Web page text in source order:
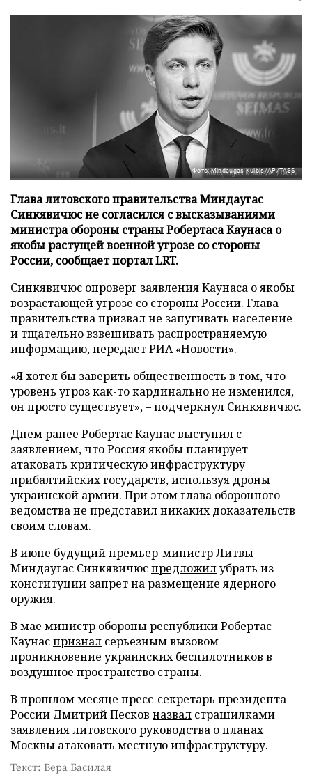
Фото: Mindaugas Kulbis/AP/TASS
Глава литовского правительства Миндаугас
Синкявичюс не согласился с высказываниями
министра обороны страны Робертаса Каунаса о
якобы растущей военной угрозе со стороны
России, сообщает портал LRT.
Синкявичюс опроверг заявления Каунаса о якобы
возрастающей угрозе со стороны России. Глава
правительства призвал не запугивать население
и тщательно взвешивать распространяемую
информацию, передаетРИА «Новости».
«Я хотел бы заверить общественность в том, что
уровень угроз как-то кардинально не изменился,
он просто существует», – подчеркнул Синкявичюс.
Днем ранее Робертас Каунас выступил с
заявлением, что Россия якобы планирует
атаковать критическую инфраструктуру
прибалтийских государств, используя дроны
украинской армии. При этом глава оборонного
ведомства не представил никаких доказательств
своим словам.
В июне будущий премьер-министр Литвы
Миндаугас Синкявичюспредложилубрать из
конституции запрет на размещение ядерного
оружия.
В мае министр обороны республики Робертас
Каунаспризнал серьезным вызовом
проникновение украинских беспилотников в
воздушное пространство страны.
В прошлом месяце пресс-секретарь президента
России Дмитрий Песков назвал страшилками
заявления литовского руководства о планах
Москвы атаковать местную инфраструктуру.
Текст: Вера Басилая